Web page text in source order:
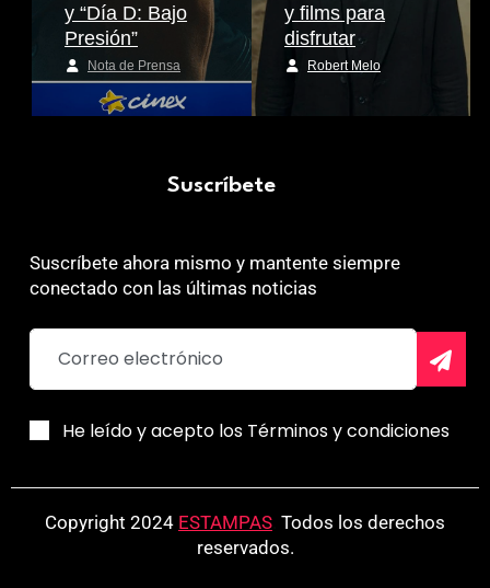
y “Día D: Bajo
Presión”
Nota de Prensa
y films para
disfrutar
Robert Melo
Suscríbete
Suscríbete ahora mismo y mantente siempre
conectado con las últimas noticias
He leído y acepto los Términos y condiciones
Copyright 2024 ESTAMPAS Todos los derechos
reservados.